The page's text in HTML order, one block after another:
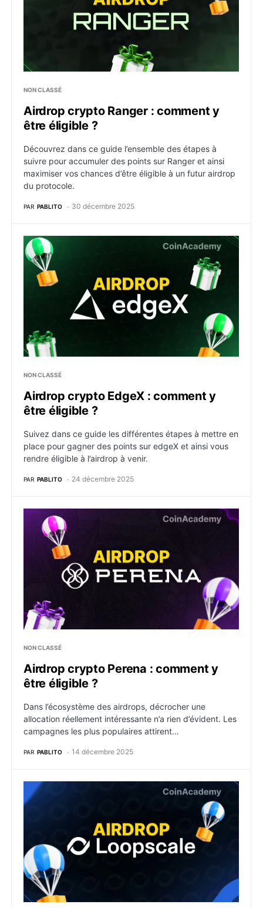
NON CLASSÉ
Airdrop crypto Ranger : comment y
être éligible ?
Découvrez dans ce guide l’ensemble des étapes à
suivre pour accumuler des points sur Ranger et ainsi
maximiser vos chances d’être éligible à un futur airdrop
du protocole.
PAR PABLITO 30 décembre 2025
Airdrop crypto EdgeX : comment y être éligible ?
NON CLASSÉ
Airdrop crypto EdgeX : comment y
être éligible ?
Suivez dans ce guide les différentes étapes à mettre en
place pour gagner des points sur edgeX et ainsi vous
rendre éligible à l’airdrop à venir.
PAR PABLITO 24 décembre 2025
Airdrop crypto Perena : comment y être éligible ?
NON CLASSÉ
Airdrop crypto Perena : comment y
être éligible ?
Dans l’écosystème des airdrops, décrocher une
allocation réellement intéressante n’a rien d’évident. Les
campagnes les plus populaires attirent…
PAR PABLITO 14 décembre 2025
Airdrop crypto Loopscale : comment y être éligible ?